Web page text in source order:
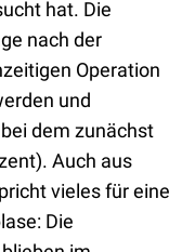
hat. Die
nach der
Operation
und
dem zunächst
Auch aus
vieles für eine
Die